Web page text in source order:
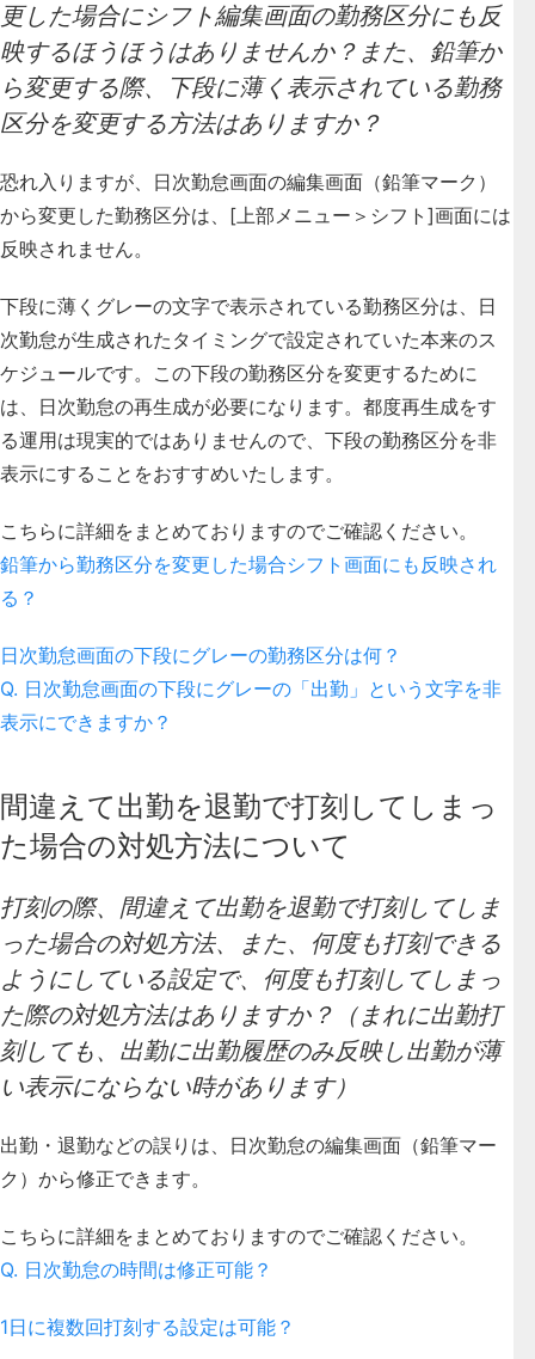
更した場合にシフト編集画面の勤務区分にも反
映するほうほうはありませんか？また、鉛筆か
ら変更する際、下段に薄く表示されている勤務
区分を変更する方法はありますか？
恐れ入りますが、日次勤怠画面の編集画面（鉛筆マーク）
から変更した勤務区分は、[上部メニュー＞シフト]画面には
反映されません。
下段に薄くグレーの文字で表示されている勤務区分は、日
次勤怠が生成されたタイミングで設定されていた本来のス
ケジュールです。この下段の勤務区分を変更するために
は、日次勤怠の再生成が必要になります。都度再生成をす
る運用は現実的ではありませんので、下段の勤務区分を非
表示にすることをおすすめいたします。
こちらに詳細をまとめておりますのでご確認ください。
鉛筆から勤務区分を変更した場合シフト画面にも反映され
る？
日次勤怠画面の下段にグレーの勤務区分は何？
Q. 日次勤怠画面の下段にグレーの「出勤」という文字を非
表示にできますか？
間違えて出勤を退勤で打刻してしまっ
た場合の対処方法について
打刻の際、間違えて出勤を退勤で打刻してしま
った場合の対処方法、また、何度も打刻できる
ようにしている設定で、何度も打刻してしまっ
た際の対処方法はありますか？（まれに出勤打
刻しても、出勤に出勤履歴のみ反映し出勤が薄
い表示にならない時があります）
出勤・退勤などの誤りは、日次勤怠の編集画面（鉛筆マー
ク）から修正できます。
こちらに詳細をまとめておりますのでご確認ください。
Q. 日次勤怠の時間は修正可能？
1日に複数回打刻する設定は可能？